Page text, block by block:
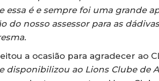
essa é e sempre foi uma grande
do nosso assessor para as
a ocasião para agradecer ao
disponibilizou ao Lions Clube de